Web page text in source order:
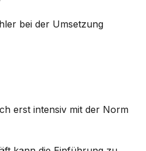
bei der Umsetzung
erst intensiv mit der Norm